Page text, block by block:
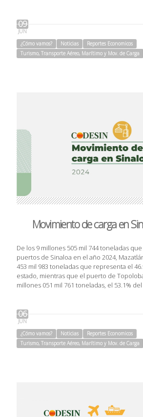
09
JUN
¿Cómo vamos?
Noticias
Reportes Economicos
Turismo, Transporte Aéreo, Marítimo y Mov. de Carga
Movimiento de carga en
De los 9 millones 505 mil 744 toneladas
puertos de Sinaloa en el año 2024,
453 mil 983 toneladas que representa el
estado, mientras que el puerto de
millones 051 mil 761 toneladas, el 53.1%
06
JUN
¿Cómo vamos?
Noticias
Reportes Economicos
Turismo, Transporte Aéreo, Marítimo y Mov. de Carga